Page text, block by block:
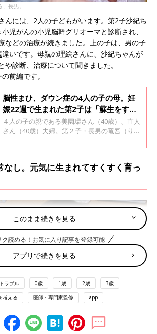
長男。
んには、2人の子どもがいます。第2子沙紀ち
児がんの小児脳幹グリオーマと診断され、
などの治療が続きました。上の子は、男の子
違いです。母親の理絵さんに、沙紀ちゃんが
や診断、治療について聞きました。
前編です。
脳性まひ、ダウン症の4人の子の母。妊
娠22週で生まれた第2子は「蘇生をする
かどうか決めてほしい」と医師に言わ
れ･･･【体験談】
４人の子の親である美園環さん（40歳）、直人
さん（40歳）夫婦。第２子・長男の竜吾（りゅ
（ゆたか）くんはダウン症候群です。竜吾くん
師から「障害がある可能性が高い。蘇生するか
でも夫婦で「この子を大切に育てたい」と出産
なし。元気に生まれてすくすく育っ
このまま続きを見る
ク読める！お気に入り記事を登録可能
アプリで続きを見る
ラブル 0歳 1歳 2歳 3歳
考える 医師・専門家監修 app